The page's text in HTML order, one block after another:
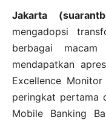
Jakarta
mengadopsi
berbagai macam
mendapatkan
Excellence Monitor
peringkat pertama
Mobile Banking